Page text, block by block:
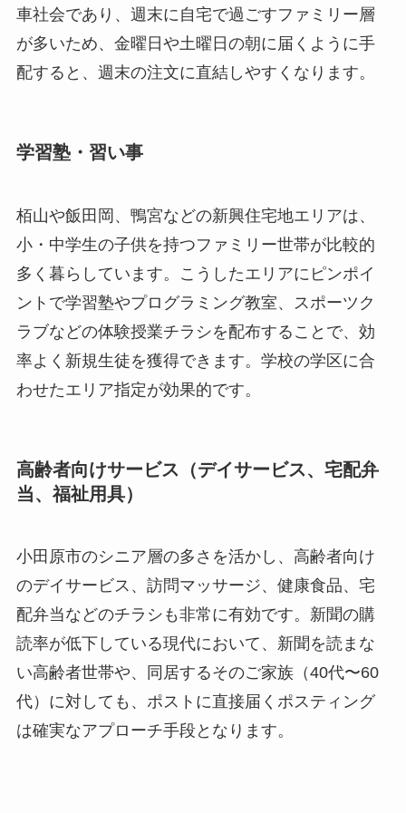
車社会であり、週末に自宅で過ごすファミリー層
が多いため、金曜日や土曜日の朝に届くように手
配すると、週末の注文に直結しやすくなります。
学習塾・習い事
栢山や飯田岡、鴨宮などの新興住宅地エリアは、
小・中学生の子供を持つファミリー世帯が比較的
多く暮らしています。こうしたエリアにピンポイ
ントで学習塾やプログラミング教室、スポーツク
ラブなどの体験授業チラシを配布することで、効
率よく新規生徒を獲得できます。学校の学区に合
わせたエリア指定が効果的です。
高齢者向けサービス（デイサービス、宅配弁
当、福祉用具）
小田原市のシニア層の多さを活かし、高齢者向け
のデイサービス、訪問マッサージ、健康食品、宅
配弁当などのチラシも非常に有効です。新聞の購
読率が低下している現代において、新聞を読まな
い高齢者世帯や、同居するそのご家族（40代〜60
代）に対しても、ポストに直接届くポスティング
は確実なアプローチ手段となります。